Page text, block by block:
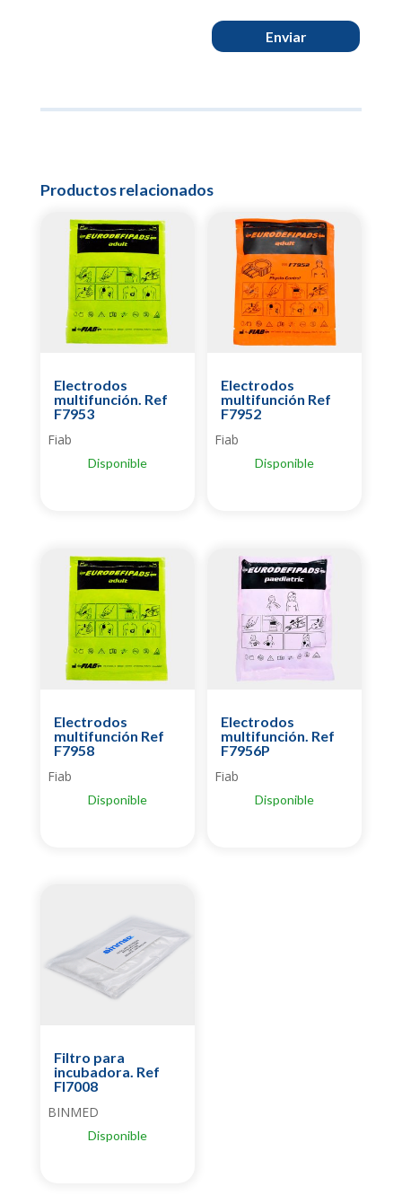
Enviar
Productos relacionados
Electrodos
multifunción. Ref
F7953
Fiab
Disponible
Electrodos
multifunción Ref
F7952
Fiab
Disponible
Electrodos
multifunción Ref
F7958
Fiab
Disponible
Electrodos
multifunción. Ref
F7956P
Fiab
Disponible
Filtro para
incubadora. Ref
FI7008
BINMED
Disponible